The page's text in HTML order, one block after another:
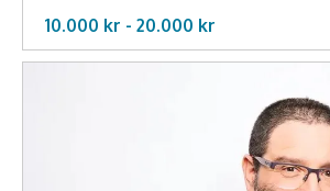
10.000 kr - 20.000 kr